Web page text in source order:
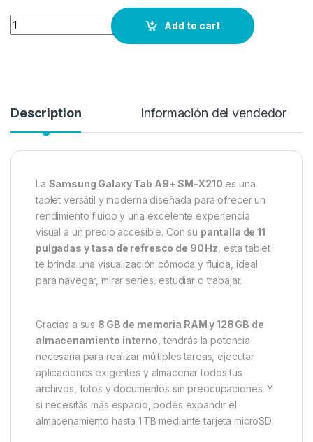
Quantity
Add to cart
Description Información del vendedor
La Samsung Galaxy Tab A9+ SM-X210 es una
tablet versátil y moderna diseñada para ofrecer un
rendimiento fluido y una excelente experiencia
visual a un precio accesible. Con su pantalla de 11
pulgadas y tasa de refresco de 90 Hz , esta tablet
te brinda una visualización cómoda y fluida, ideal
para navegar, mirar series, estudiar o trabajar.
Gracias a sus 8 GB de memoria RAM y 128 GB de
almacenamiento interno , tendrás la potencia
necesaria para realizar múltiples tareas, ejecutar
aplicaciones exigentes y almacenar todos tus
archivos, fotos y documentos sin preocupaciones. Y
si necesitás más espacio, podés expandir el
almacenamiento hasta 1 TB mediante tarjeta microSD.